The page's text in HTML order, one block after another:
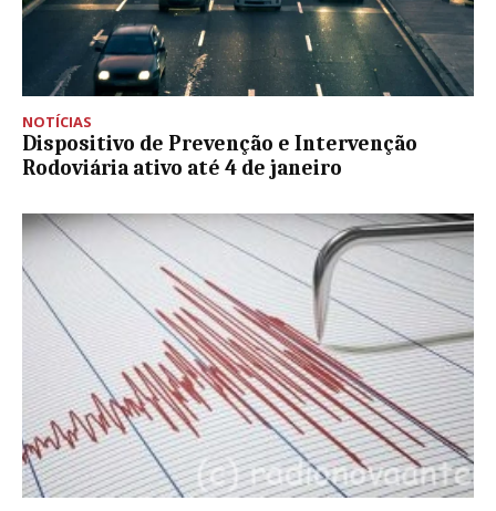
NOTÍCIAS
Dispositivo de Prevenção e Intervenção
Rodoviária ativo até 4 de janeiro